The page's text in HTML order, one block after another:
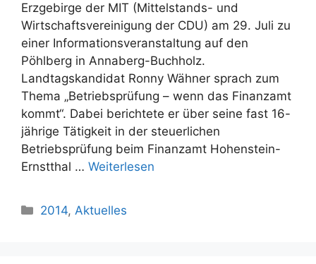
Erzgebirge der MIT (Mittelstands- und
Wirtschaftsvereinigung der CDU) am 29. Juli zu
einer Informationsveranstaltung auf den
Pöhlberg in Annaberg-Buchholz.
Landtagskandidat Ronny Wähner sprach zum
Thema „Betriebsprüfung – wenn das Finanzamt
kommt“. Dabei berichtete er über seine fast 16-
jährige Tätigkeit in der steuerlichen
Betriebsprüfung beim Finanzamt Hohenstein-
Ernstthal … Weiterlesen
Kategorien
2014,Aktuelles